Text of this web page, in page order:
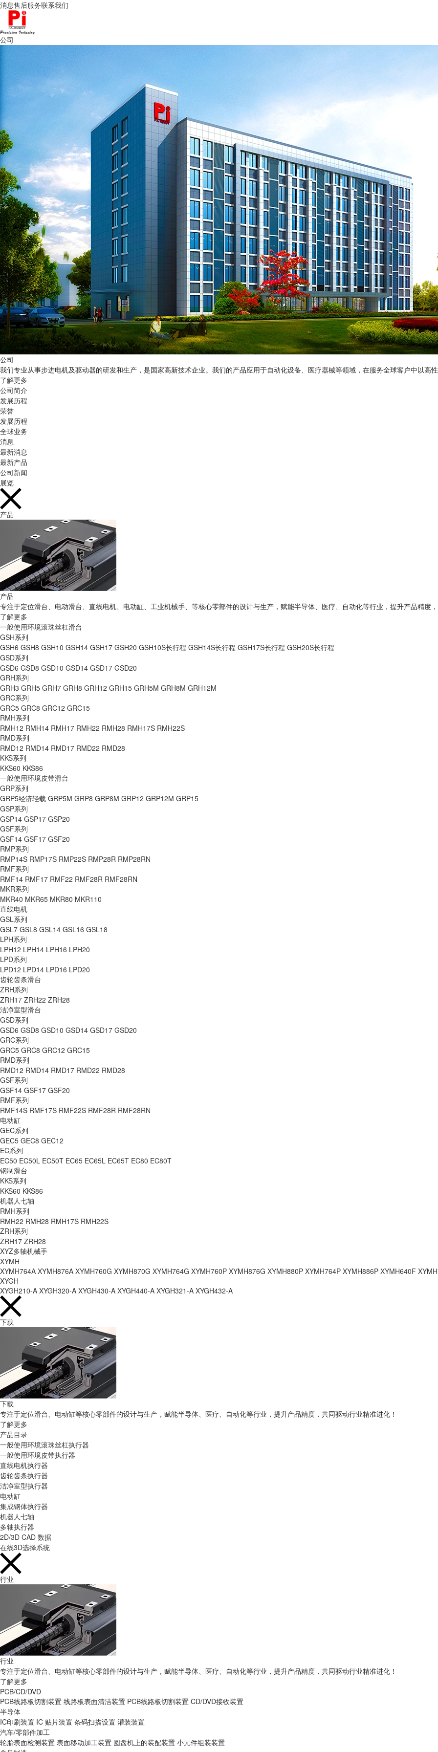
消息售后服务联系我们
公司
公司
我们专业从事步进电机及驱动器的研发和生产，是国家高新技术企业。我们的产品应用于自动化设备、医疗器械等领域，在服务全球客户中以高
了解更多
公司简介
发展历程
荣誉
发展历程
全球业务
消息
最新消息
最新产品
公司新闻
展览
产品
产品
专注于定位滑台、电动滑台、直线电机、电动缸、工业机械手、等核心零部件的设计与生产，赋能半导体、医疗、自动化等行业，提升产品精度
了解更多
一般使用环境滚珠丝杠滑台
GSH系列
GSH6 GSH8 GSH10 GSH14 GSH17 GSH20 GSH10S长行程 GSH14S长行程 GSH17S长行程 GSH20S长行程
GSD系列
GSD6 GSD8 GSD10 GSD14 GSD17 GSD20
GRH系列
GRH3 GRH5 GRH7 GRH8 GRH12 GRH15 GRH5M GRH8M GRH12M
GRC系列
GRC5 GRC8 GRC12 GRC15
RMH系列
RMH12 RMH14 RMH17 RMH22 RMH28 RMH17S RMH22S
RMD系列
RMD12 RMD14 RMD17 RMD22 RMD28
KKS系列
KKS60 KKS86
一般使用环境皮带滑台
GRP系列
GRP5经济轻载 GRP5M GRP8 GRP8M GRP12 GRP12M GRP15
GSP系列
GSP14 GSP17 GSP20
GSF系列
GSF14 GSF17 GSF20
RMP系列
RMP14S RMP17S RMP22S RMP28R RMP28RN
RMF系列
RMF14 RMF17 RMF22 RMF28R RMF28RN
MKR系列
MKR40 MKR65 MKR80 MKR110
直线电机
GSL系列
GSL7 GSL8 GSL14 GSL16 GSL18
LPH系列
LPH12 LPH14 LPH16 LPH20
LPD系列
LPD12 LPD14 LPD16 LPD20
齿轮齿条滑台
ZRH系列
ZRH17 ZRH22 ZRH28
洁净室型滑台
GSD系列
GSD6 GSD8 GSD10 GSD14 GSD17 GSD20
GRC系列
GRC5 GRC8 GRC12 GRC15
RMD系列
RMD12 RMD14 RMD17 RMD22 RMD28
GSF系列
GSF14 GSF17 GSF20
RMF系列
RMF14S RMF17S RMF22S RMF28R RMF28RN
电动缸
GEC系列
GEC5 GEC8 GEC12
EC系列
EC50 EC50L EC50T EC65 EC65L EC65T EC80 EC80T
钢制滑台
KKS系列
KKS60 KKS86
机器人七轴
RMH系列
RMH22 RMH28 RMH17S RMH22S
ZRH系列
ZRH17 ZRH28
XYZ多轴机械手
XYMH
XYMH764A XYMH876A XYMH760G XYMH870G XYMH764G XYMH760P XYMH876G XYMH880P XYMH764P XYMH886P XYMH640F
XYGH
XYGH210-A XYGH320-A XYGH430-A XYGH440-A XYGH321-A XYGH432-A
下载
下载
专注于定位滑台、电动缸等核心零部件的设计与生产，赋能半导体、医疗、自动化等行业，提升产品精度，共同驱动行业精准进化！
了解更多
产品目录
一般使用环境滚珠丝杠执行器
一般使用环境皮带执行器
直线电机执行器
齿轮齿条执行器
洁净室型执行器
电动缸
集成钢体执行器
机器人七轴
多轴执行器
2D/3D CAD 数据
在线3D选择系统
行业
行业
专注于定位滑台、电动缸等核心零部件的设计与生产，赋能半导体、医疗、自动化等行业，提升产品精度，共同驱动行业精准进化！
了解更多
PCB/CD/DVD
PCB线路板切割装置 线路板表面清洁装置 PCB线路板切割装置 CD/DVD接收装置
半导体
IC印刷装置 IC 贴片装置 条码扫描设置 灌装装置
汽车/零部件加工
轮胎表面检测装置 表面移动加工装置 圆盘机上的装配装置 小元件组装装置